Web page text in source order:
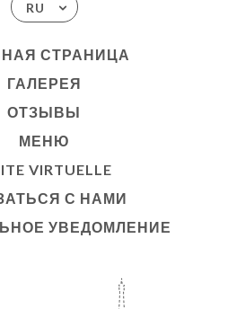
RU
СТРАНИЦА
ГАЛЕРЕЯ
ОТЗЫВЫ
МЕНЮ
VIRTUELLE
С НАМИ
УВЕДОМЛЕНИЕ